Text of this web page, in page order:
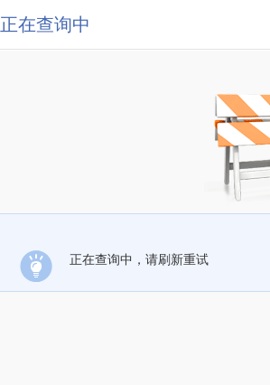
正在查询中
正在查询中，请刷新重试